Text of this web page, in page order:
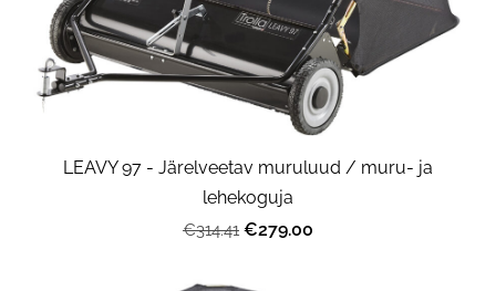
LEAVY 97 - Järelveetav muruluud / muru- ja
lehekoguja
€314.41 €279.00